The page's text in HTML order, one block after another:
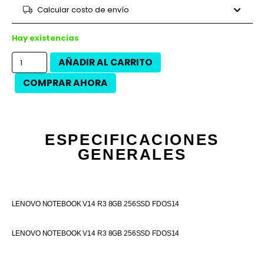
12 cuotas $155.392 $1.864.700
9 cuotasCalcular costo de envío
Hay existencias
AÑADIR AL CARRITO
COMPRAR AHORA
ESPECIFICACIONES
GENERALES
LENOVO NOTEBOOK V14 R3 8GB 256SSD FDOS14
LENOVO NOTEBOOK V14 R3 8GB 256SSD FDOS14